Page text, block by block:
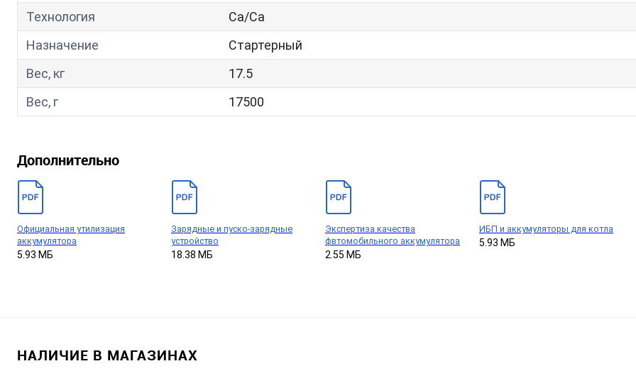
Технология
Са/Са
Назначение
Стартерный
Вес, кг
17.5
Вес, г
17500
Дополнительно
Официальная утилизация
аккумулятора
5.93 МБ
Зарядные и пуско-зарядные
устройство
18.38 МБ
Экспертиза качества
фвтомобильного аккумулятора
2.55 МБ
ИБП и аккумуляторы для котла
5.93 МБ
НАЛИЧИЕ В МАГАЗИНАХ